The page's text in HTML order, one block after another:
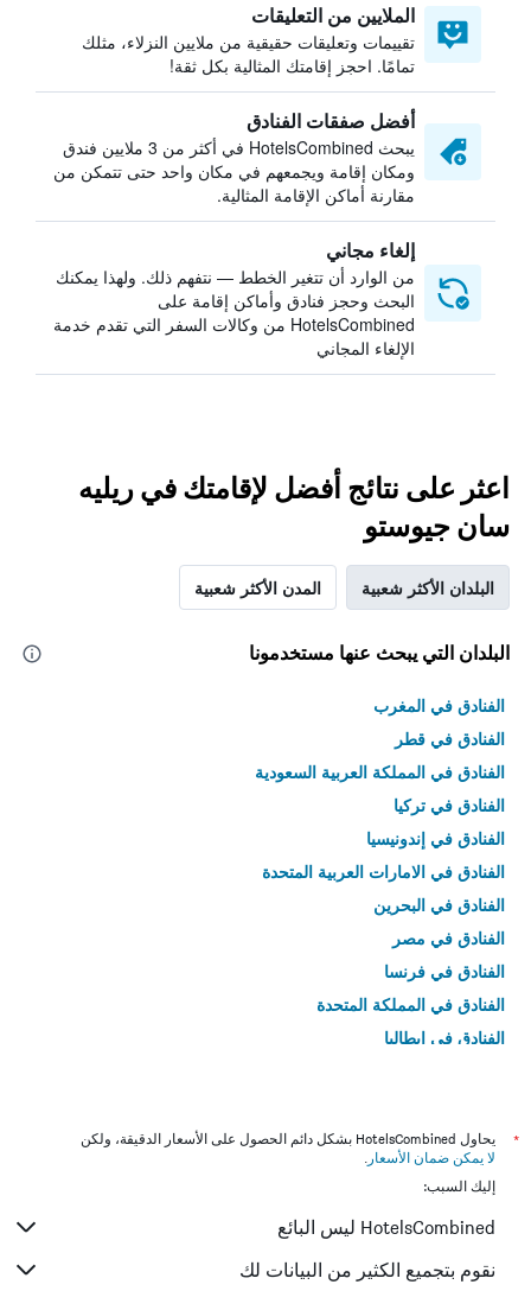
الملايين من التعليقات
تقييمات وتعليقات حقيقية من ملايين النزلاء، مثلك
تمامًا. احجز إقامتك المثالية بكل ثقة!
أفضل صفقات الفنادق
يبحث HotelsCombined في أكثر من 3 ملايين فندق
ومكان إقامة ويجمعهم في مكان واحد حتى تتمكن من
مقارنة أماكن الإقامة المثالية.
إلغاء مجاني
من الوارد أن تتغير الخطط — نتفهم ذلك. ولهذا يمكنك
البحث وحجز فنادق وأماكن إقامة على
HotelsCombined من وكالات السفر التي تقدم خدمة
الإلغاء المجاني
اعثر على نتائج أفضل لإقامتك في ريليه
سان جيوستو
البلدان الأكثر شعبية المدن الأكثر شعبية
البلدان التي يبحث عنها مستخدمونا
الفنادق في المغرب
الفنادق في قطر
الفنادق في المملكة العربية السعودية
الفنادق في تركيا
الفنادق في إندونيسيا
الفنادق في الامارات العربية المتحدة
الفنادق في البحرين
الفنادق في مصر
الفنادق في فرنسا
الفنادق في المملكة المتحدة
الفنادق في إيطاليا
*
يحاول HotelsCombined بشكل دائم الحصول على الأسعار الدقيقة، ولكن
لا يمكن ضمان الأسعار .
إليك السبب:
HotelsCombined ليس البائع
نقوم بتجميع الكثير من البيانات لك